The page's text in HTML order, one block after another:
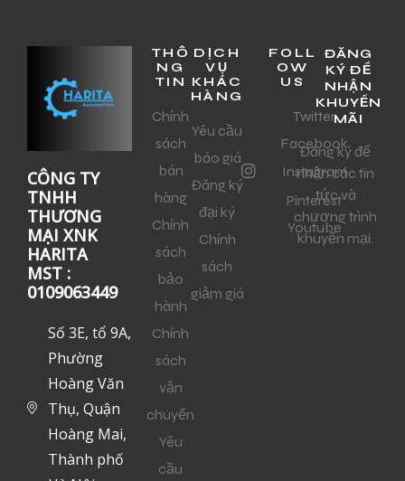
CÔNG TY
TNHH
THƯƠNG
MẠI XNK
HARITA
MST :
0109063449
Số 3E, tổ 9A,
Phường
Hoàng Văn
Thụ, Quận
Hoàng Mai,
Thành phố
THÔ
NG
TIN
Chính
sách
bán
hàng
Chính
sách
bảo
hành
Chính
sách
vận
chuyển
Yêu
cầu
DỊCH
VỤ
KHÁC
HÀNG
Yêu cầu
báo giá
Đăng ký
đại ký
Chính
sách
giảm giá
FOLL
OW
US
Twitter
Facebook
Instagram
Pinterest
Youtube
ĐĂNG
KÝ ĐỂ
NHẬN
KHUYẾN
MÃI
Đăng ký để
nhận các tin
tức và
chương trình
khuyến mại.